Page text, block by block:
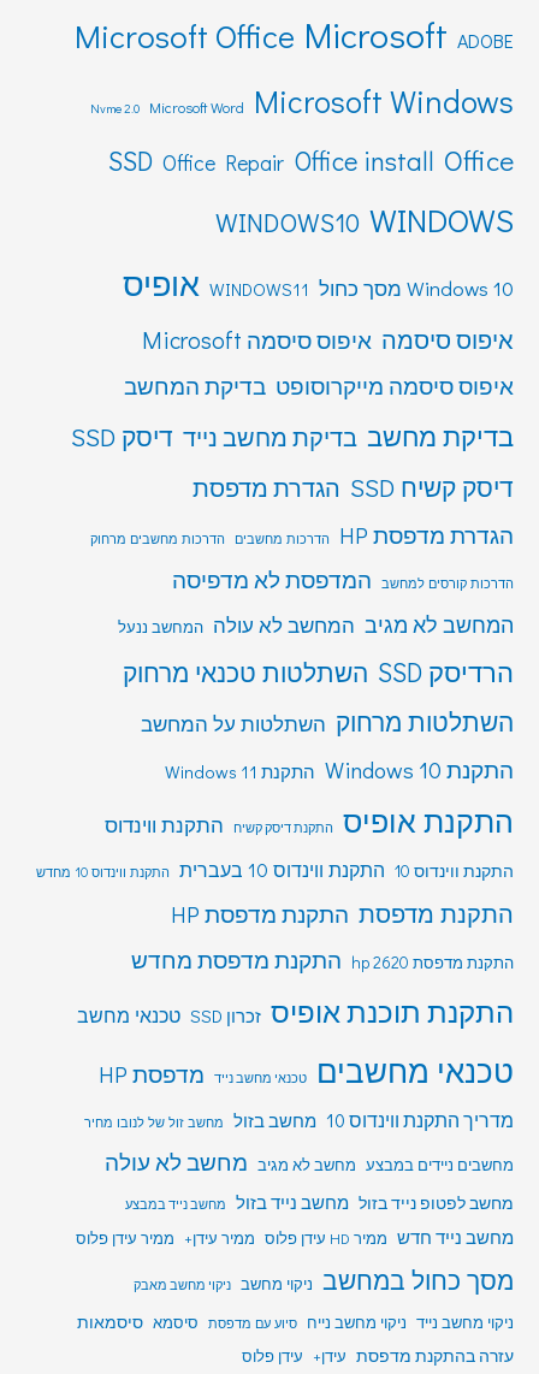
ADOBE
Microsoft
Microsoft Office
Microsoft Windows
Microsoft Word
Nvme 2.0
Office
Office install
Office Repair
SSD
WINDOWS
WINDOWS10
Windows 10 מסך כחול WINDOWS11 אופיס
איפוס סיסמה איפוס סיסמה Microsoft
איפוס סיסמה מייקרוסופט בדיקת המחשב
בדיקת מחשב בדיקת מחשב נייד דיסק SSD
דיסק קשיח SSD
הגדרת מדפסת
הגדרת מדפסת HP הדרכות מחשבים הדרכות מחשבים מרחוק
הדרכות קורסים למחשב המדפסת לא מדפיסה
המחשב לא מגיב המחשב לא עולה המחשב ננעל
הרדיסק SSD
השתלטות טכנאי מרחוק
השתלטות מרחוק השתלטות על המחשב
התקנת Windows 10 התקנת Windows 11
התקנת אופיס התקנת דיסק קשיח התקנת ווינדוס
התקנת ווינדוס 10 התקנת ווינדוס 10 בעברית התקנת ווינדוס 10 מחדש
התקנת מדפסת התקנת מדפסת HP
התקנת מדפסת hp 2620 התקנת מדפסת מחדש
התקנת תוכנת אופיס זכרון SSD טכנאי מחשב
טכנאי מחשבים טכנאי מחשב נייד מדפסת HP
מדריך התקנת ווינדוס 10 מחשב בזול מחשב זול של לנובו מחיר
מחשבים ניידים במבצע מחשב לא מגיב מחשב לא עולה
מחשב לפטופ נייד בזול מחשב נייד בזול מחשב נייד במבצע
מחשב נייד חדש ממיר HD עידן פלוס ממיר עידן+ ממיר עידן פלוס
מסך כחול במחשב ניקוי מחשב ניקוי מחשב מאבק
ניקוי מחשב נייד ניקוי מחשב נייח סיוע עם מדפסת סיסמא סיסמאות
עזרה בהתקנת מדפסת עידן+ עידן פלוס